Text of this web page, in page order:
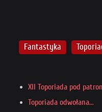
Fantastyka
XII Toporiada pod
Toporiada odwołana...